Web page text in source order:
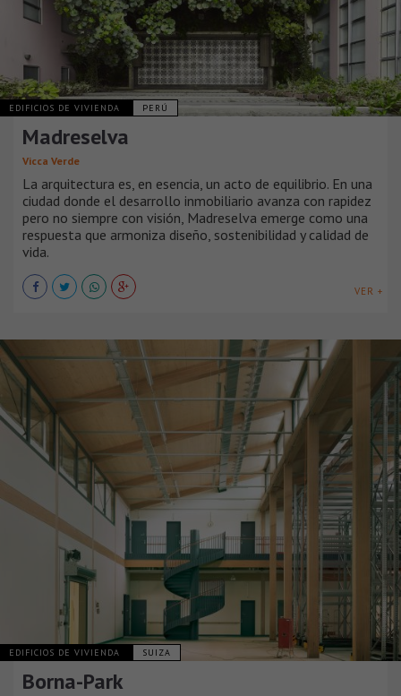
EDIFICIOS DE VIVIENDA PERÚ
Madreselva
Vicca Verde
La arquitectura es, en esencia, un acto de equilibrio. En una
ciudad donde el desarrollo inmobiliario avanza con rapidez
pero no siempre con visión, Madreselva emerge como una
respuesta que armoniza diseño, sostenibilidad y calidad de
vida.
VER +
EDIFICIOS DE VIVIENDA SUIZA
Borna-Park